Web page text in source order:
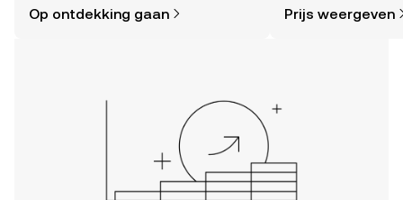
reis op de mobiele app van OKX of
Op ontdekking gaan Prijs weergeven